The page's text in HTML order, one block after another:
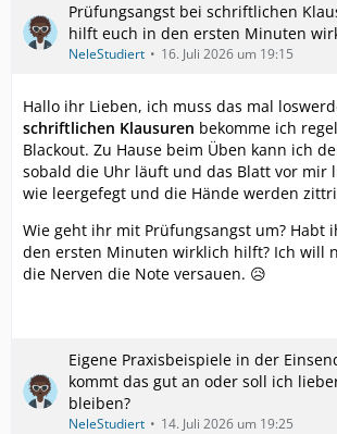
Prüfungsangst bei schriftlichen
hilft euch in den ersten Minuten
NeleStudiert 16. Juli 2026 um 19:15
Hallo ihr Lieben, ich muss das mal
schriftlichen Klausuren bekomme ich
Blackout. Zu Hause beim Üben kann ich
sobald die Uhr läuft und das Blatt vor mir
wie leergefegt und die Hände werden
Wie geht ihr mit Prüfungsangst um? Habt
den ersten Minuten wirklich hilft? Ich will
die Nerven die Note versauen. 😥
Eigene Praxisbeispiele in der
kommt das gut an oder soll ich
bleiben?
NeleStudiert 14. Juli 2026 um 19:25